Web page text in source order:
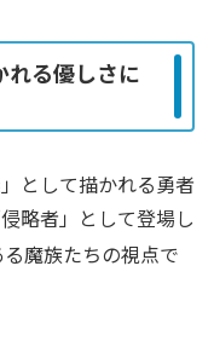
れる優しさに
として描かれる勇者
略者」として登場し
魔族たちの視点で